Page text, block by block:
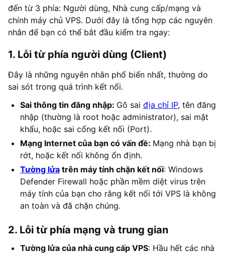
đến từ 3 phía: Người dùng, Nhà cung cấp/mạng và
chính máy chủ VPS. Dưới đây là tổng hợp các nguyên
nhân để bạn có thể bắt đầu kiểm tra ngay:
1. Lỗi từ phía người dùng (Client)
Đây là những nguyên nhân phổ biến nhất, thường do
sai sót trong quá trình kết nối.
Sai thông tin đăng nhập: Gõ sai địa chỉ IP, tên đăng
nhập (thường là root hoặc administrator), sai mật
khẩu, hoặc sai cổng kết nối (Port).
Mạng Internet của bạn có vấn đề: Mạng nhà bạn bị
rớt, hoặc kết nối không ổn định.
Tường lửa trên máy tính chặn kết nối: Windows
Defender Firewall hoặc phần mềm diệt virus trên
máy tính của bạn cho rằng kết nối tới VPS là không
an toàn và đã chặn chúng.
2. Lỗi từ phía mạng và trung gian
Tường lửa của nhà cung cấp VPS: Hầu hết các nhà